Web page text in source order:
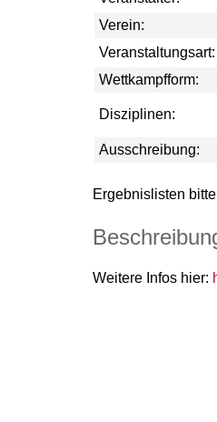
Verein:
Veranstaltungsart:
Wettkampfform:
Disziplinen:
Ausschreibung:
Ergebnislisten
Weitere Infos hier: